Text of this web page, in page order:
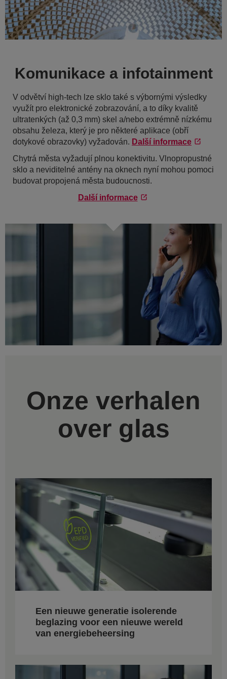
Komunikace a infotainment
V odvětví high-tech lze sklo také s výbornými výsledky
využít pro elektronické zobrazování, a to díky kvalitě
ultratenkých (až 0,3 mm) skel a/nebo extrémně nízkému
obsahu železa, který je pro některé aplikace (obří
dotykové obrazovky) vyžadován. Další informace
Chytrá města vyžadují plnou konektivitu. Vlnopropustné
sklo a neviditelné antény na oknech nyní mohou pomoci
budovat propojená města budoucnosti.
Další informace
Onze verhalen
over glas
Een nieuwe generatie isolerende
beglazing voor een nieuwe wereld
van energiebeheersing